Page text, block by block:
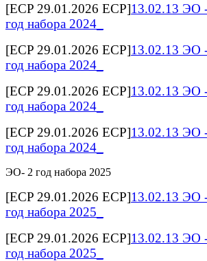
[ECP 29.01.2026 ECP]13.02.13
год набора 2024_
[ECP 29.01.2026 ECP]13.02.13
год набора 2024_
[ECP 29.01.2026 ECP]13.02.13
год набора 2024_
[ECP 29.01.2026 ECP]13.02.13
год набора 2024_
ЭО- 2 год набора 2025
[ECP 29.01.2026 ECP]13.02.13
год набора 2025_
[ECP 29.01.2026 ECP]13.02.13
год набора 2025_